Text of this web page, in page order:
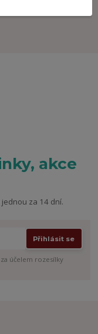
akce
za 14 dní.
Přihlásit se
za účelem rozesílky